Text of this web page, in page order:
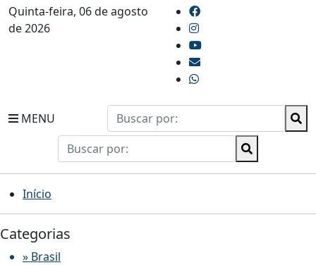
Quinta-feira, 06 de agosto
de 2026
MENU
Início
Categorias
» Brasil